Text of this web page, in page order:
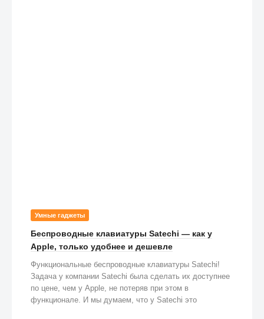
Умные гаджеты
Беспроводные клавиатуры Satechi — как у
Apple, только удобнее и дешевле
Функциональные беспроводные клавиатуры Satechi!
Задача у компании Satechi была сделать их доступнее
по цене, чем у Apple, не потеряв при этом в
функционале. И мы думаем, что у Satechi это